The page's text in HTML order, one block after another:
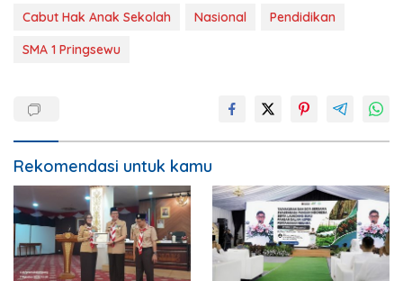
Cabut Hak Anak Sekolah Nasional
Pendidikan
SMA 1 Pringsewu
Rekomendasi untuk kamu